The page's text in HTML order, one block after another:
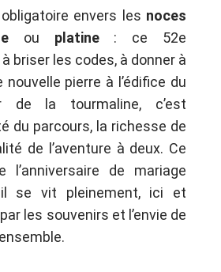
envers les noces
ou platine: ce 52e
briser les codes, à donner à
pierre à l’édifice du
de la tourmaline, c’est
du parcours, la richesse de
de l’aventure à deux. Ce
l’anniversaire de mariage
se vit pleinement, ici et
les souvenirs et l’envie de